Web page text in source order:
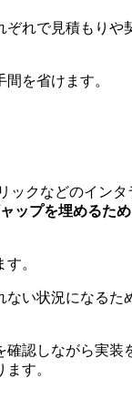
れで見積もりや
を省けます。
クなどのイン
ップを埋めるた
。
い状況になる
認しながら実装
す。